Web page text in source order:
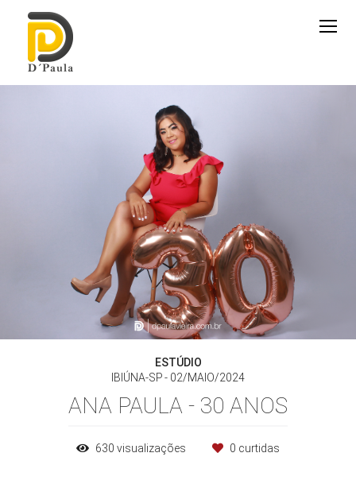
ESTÚDIO
IBIÚNA-SP
02/MAIO/2024
ANA PAULA - 30 ANOS
630 visualizações 0 curtidas